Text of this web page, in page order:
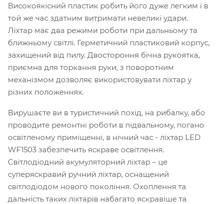
Високоякісний пластик робить його дуже легким і в
той же час здатним витримати невеликі удари.
Ліхтар має два режими роботи при дальньому та
ближньому світлі. Герметичний пластиковий корпус,
захищений від пилу. Двостороння бічна рукоятка,
приємна для торкання руки, з поворотним
механізмом дозволяє використовувати ліхтар у
різних положеннях.
Вирушаєте ви в туристичний похід, на рибалку, або
проводите ремонтні роботи в підвальному, погано
освітленому приміщенні, в нічний час - ліхтар LED
WF1503 забезпечить яскраве освітлення.
Світлодіодний акумуляторний ліхтар – це
суперяскравий ручний ліхтар, оснащений
світлодіодом нового покоління. Охоплення та
дальність таких ліхтарів набагато яскравіше та